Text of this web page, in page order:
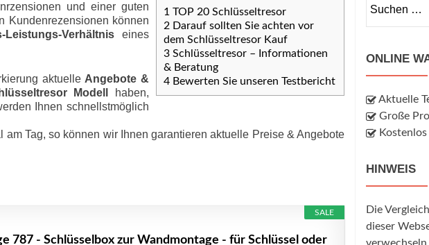
1 TOP 20 Schlüsseltresor
2 Darauf sollten Sie achten vor
dem Schlüsseltresor Kauf
3 Schlüsseltresor – Informationen
& Beratung
4 Bewerten Sie unseren Testbericht
und einer guten
Kundenrezensionen können
Ver­hält­nis eines
aktuelle Angebote &
Modell
haben,
Ihnen schnellstmöglich
Tag, so können wir Ihnen garantieren aktuelle Preise & Angebote
SALE
787 - Schlüsselbox zur Wandmontage - für Schlüssel oder
nach:
ONLINE
Aktuelle
Große
HINWEIS
Die
dieser